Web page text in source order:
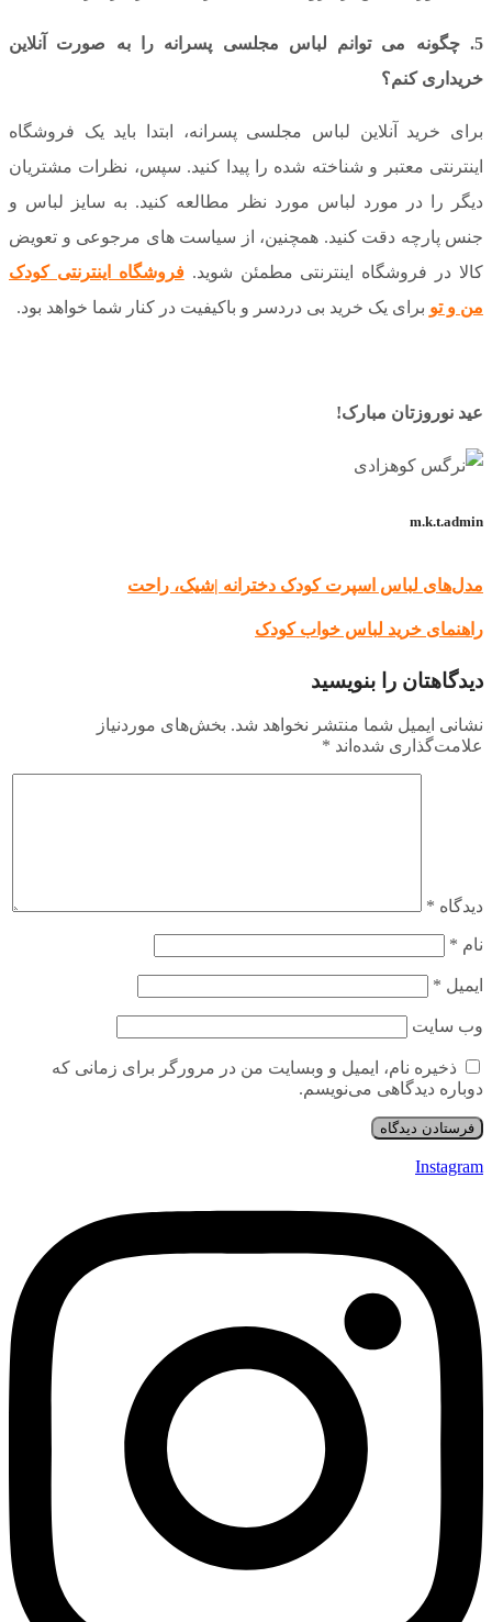
5. چگونه می توانم لباس مجلسی پسرانه را به صورت آنلاین
خریداری کنم؟
برای خرید آنلاین لباس مجلسی پسرانه، ابتدا باید یک فروشگاه
اینترنتی معتبر و شناخته شده را پیدا کنید. سپس، نظرات مشتریان
دیگر را در مورد لباس مورد نظر مطالعه کنید. به سایز لباس و
جنس پارچه دقت کنید. همچنین، از سیاست های مرجوعی و تعویض
کالا در فروشگاه اینترنتی مطمئن شوید.فروشگاه اینترنتی کودک
من و تو برای یک خرید بی دردسر و باکیفیت در کنار شما خواهد بود.
عید نوروزتان مبارک!
m.k.t.admin
مدل‌های لباس اسپرت کودک دخترانه |شیک، راحت
راهنمای خرید لباس خواب کودک
دیدگاهتان را بنویسید
نشانی ایمیل شما منتشر نخواهد شد. بخش‌های موردنیاز
علامت‌گذاری شده‌اند *
دیدگاه *
نام *
ایمیل *
وب‌ سایت
ذخیره نام، ایمیل و وبسایت من در مرورگر برای زمانی که
دوباره دیدگاهی می‌نویسم.
Instagram